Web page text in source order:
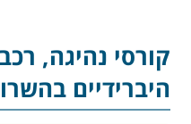
קורסי נהיגה,
היברידיים